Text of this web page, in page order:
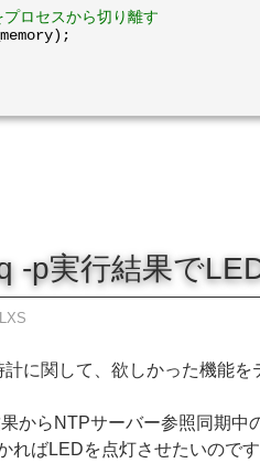
ロセスから切り離す
-p実行結果で
に関して、欲しかった機能を
からNTPサーバー参照同期中
ればLEDを点灯させたいので